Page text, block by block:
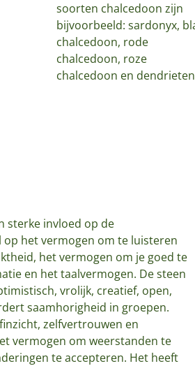
soorten chalcedoon zijn
bijvoorbeeld: sardonyx,
chalcedoon, rode
chalcedoon, roze
chalcedoon en
sterke invloed op de
op het vermogen om te luisteren
het vermogen om je goed te
en het taalvermogen. De steen
vrolijk, creatief, open,
saamhorigheid in groepen.
zelfvertrouwen en
vermogen om weerstanden te
te accepteren. Het heeft